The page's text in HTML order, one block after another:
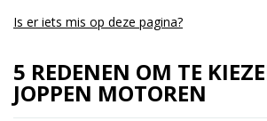
Is er iets mis op deze pagina?
5 REDENEN OM TE
JOPPEN MOTOREN